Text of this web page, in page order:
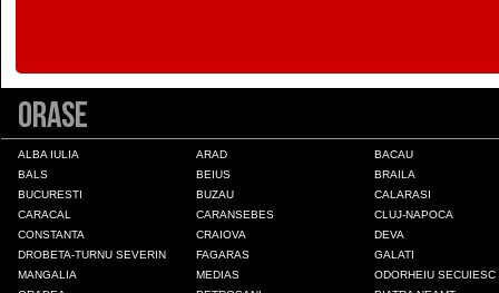
Draganesti-Olt
Drobeta-Turnu Severin
Galati
Orase
ALBA IULIA ARAD
BACAU
BALS
BEIUS
BRAILA
BUCURESTI
BUZAU
CALARASI
CARACAL
CARANSEBES
CLUJ-NAPOCA
CONSTANTA
CRAIOVA
DEVA
DROBETA-TURNU SEVERIN
FAGARAS
GALATI
MANGALIA
MEDIAS
ODORHEIU SECUIESC